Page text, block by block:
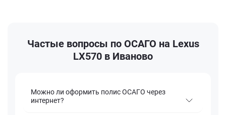
Частые вопросы по ОСАГО на Lexus
LX570 в Иваново
Можно ли оформить полис ОСАГО через
интернет?